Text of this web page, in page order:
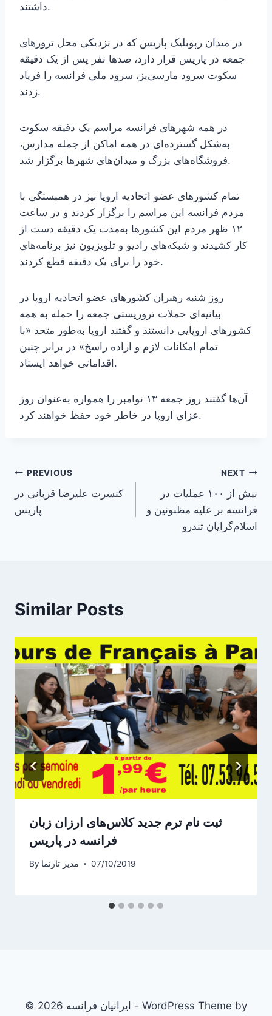
داشتند.
در میدان رپوبلیک پاریس که در نزدیکی محل ترورهای
جمعه در پاریس قرار دارد، صدها نفر پس از یک دقیقه
سکوت سرود مارسی‌یز، سرود ملی فرانسه را فریاد
زدند.
در همه شهرهای فرانسه مراسم یک دقیقه سکوت
به‌شکل گسترده‌ای در همه اماکن از جمله مدارس،
فروشگاه‌های بزرگ و میدان‌های شهرها برگزار شد.
تمام کشورهای عضو اتحادیه اروپا نیز در همبستگی با
مردم فرانسه این مراسم را برگزار کردند و در ساعت
۱۲ ظهر مردم این کشورها به‌مدت یک دقیقه دست از
کار کشیدند و شبکه‌های رادیو و تلویزیون نیز برنامه‌های
خود را برای یک دقیقه قطع کردند.
روز شنبه رهبران کشورهای عضو اتحادیه اروپا در
بیانیه‌ای حملات تروریستی جمعه را حمله به همه
کشورهای اروپایی دانستند و گفتند اروپا به‌طور متحد «با
تمام امکانات لازم و اراده راسخ» در برابر چنین
اقداماتی خواهد ایستاد.
آن‌ها گفتند روز جمعه ۱۳ نوامبر را همواره به‌عنوان روز
عزای اروپا در خاطر خود حفظ خواهند کرد.
Post
navigation
PREVIOUS
کنسرت علیرضا قربانی در
پاریس
NEXT
بیش از ۱۰۰ عملیات در
فرانسه بر علیه مظنونین و
اسلام‌گرایان تندرو
Similar Posts
ثبت نام ترم جدید کلاس‌های ارزان زبان
فرانسه در پاریس
By مدیر تارنما 07/10/2019
© 2026 ایرانیان فرانسه - WordPress Theme by